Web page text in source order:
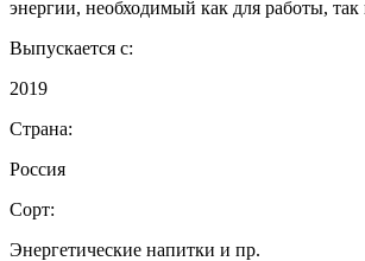
энергии, необходимый как для работы, так
Выпускается с:
2019
Страна:
Россия
Сорт:
Энергетические напитки и пр.